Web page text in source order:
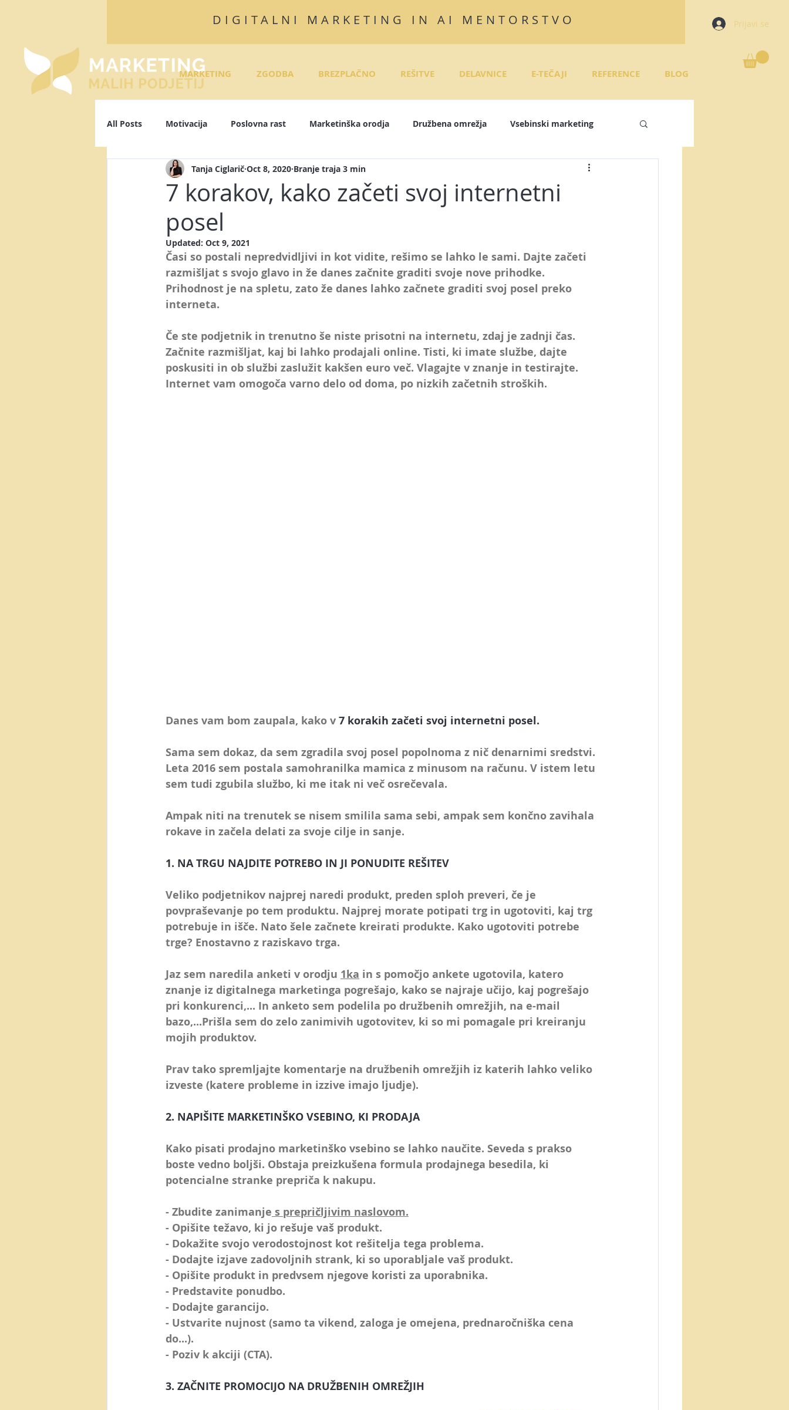
MARKETING ZGODBA BREZPLAČNO REŠITVE DELAVNICE E-TEČAJI REFERENCE BLOG
Prijavi se
DIGITALNI MARKETING IN AI MENTORSTVO
All Posts Motivacija Poslovna rast Marketinška orodja Družbena omrežja Vsebinski marketing
Algoritmi Facebook LInkedIn Instagram
Osebna blagovna znamka
Posel preko spleta Video marketing Spletna stran Facebook oglaševanje Spletna trgovina
AI orodja Canva
Generacija Z NotebookLM AI chatbot in asistent
7 korakov, kako začeti svoj internetni
posel
Tanja Ciglarič Oct 8, 2020 Branje traja 3 min
Updated: Oct 9, 2021
Časi so postali nepredvidljivi in kot vidite, rešimo se lahko le sami. Dajte začeti
razmišljat s svojo glavo in že danes začnite graditi svoje nove prihodke.
Prihodnost je na spletu, zato že danes lahko začnete graditi svoj posel preko
interneta.
Če ste podjetnik in trenutno še niste prisotni na internetu, zdaj je zadnji čas.
Začnite razmišljat, kaj bi lahko prodajali online. Tisti, ki imate službe, dajte
poskusiti in ob službi zaslužit kakšen euro več. Vlagajte v znanje in testirajte.
Internet vam omogoča varno delo od doma, po nizkih začetnih stroških.
Danes vam bom zaupala, kako v 7 korakih začeti svoj internetni posel.
Sama sem dokaz, da sem zgradila svoj posel popolnoma z nič denarnimi sredstvi.
Leta 2016 sem postala samohranilka mamica z minusom na računu. V istem letu
sem tudi zgubila službo, ki me itak ni več osrečevala.
Ampak niti na trenutek se nisem smilila sama sebi, ampak sem končno zavihala
rokave in začela delati za svoje cilje in sanje.
1. NA TRGU NAJDITE POTREBO IN JI PONUDITE REŠITEV
Veliko podjetnikov najprej naredi produkt, preden sploh preveri, če je
povpraševanje po tem produktu. Najprej morate potipati trg in ugotoviti, kaj trg
potrebuje in išče. Nato šele začnete kreirati produkte. Kako ugotoviti potrebe
trge? Enostavno z raziskavo trga.
Jaz sem naredila anketi v orodju 1ka in s pomočjo ankete ugotovila, katero
znanje iz digitalnega marketinga pogrešajo, kako se najraje učijo, kaj pogrešajo
pri konkurenci,... In anketo sem podelila po družbenih omrežjih, na e-mail
bazo,...Prišla sem do zelo zanimivih ugotovitev, ki so mi pomagale pri kreiranju
mojih produktov.
Prav tako spremljajte komentarje na družbenih omrežjih iz katerih lahko veliko
izveste (katere probleme in izzive imajo ljudje).
2. NAPIŠITE MARKETINŠKO VSEBINO, KI PRODAJA
Kako pisati prodajno marketinško vsebino se lahko naučite. Seveda s prakso
boste vedno boljši. Obstaja preizkušena formula prodajnega besedila, ki
potencialne stranke prepriča k nakupu.
- Zbudite zanimanje s prepričljivim naslovom.
- Opišite težavo, ki jo rešuje vaš produkt.
- Dokažite svojo verodostojnost kot rešitelja tega problema.
- Dodajte izjave zadovoljnih strank, ki so uporabljale vaš produkt.
- Opišite produkt in predvsem njegove koristi za uporabnika.
- Predstavite ponudbo.
- Dodajte garancijo.
- Ustvarite nujnost (samo ta vikend, zaloga je omejena, prednaročniška cena
do...).
- Poziv k akciji (CTA).
3. ZAČNITE PROMOCIJO NA DRUŽBENIH OMREŽJIH